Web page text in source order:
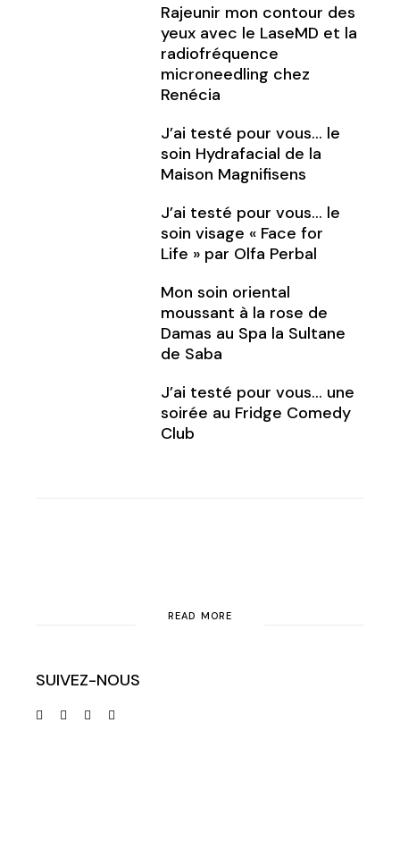
Rajeunir mon contour des
yeux avec le LaseMD et la
radiofréquence
microneedling chez
Renécia
J’ai testé pour vous… le
soin Hydrafacial de la
Maison Magnifisens
J’ai testé pour vous… le
soin visage « Face for
Life » par Olfa Perbal
Mon soin oriental
moussant à la rose de
Damas au Spa la Sultane
de Saba
J’ai testé pour vous… une
soirée au Fridge Comedy
Club
READ MORE
SUIVEZ-NOUS